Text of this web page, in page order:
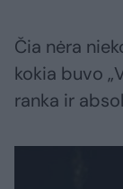
Čia nėra
kokia buvo
ranka ir